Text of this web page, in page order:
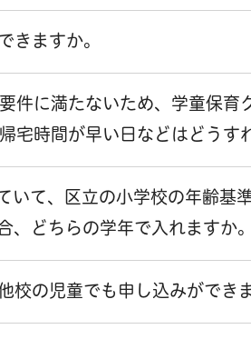
きますか。
件に満たないため、学童保育
宅時間が早い日などはどうす
いて、区立の小学校の年齢基
、どちらの学年で入れますか。
校の児童でも申し込みができ